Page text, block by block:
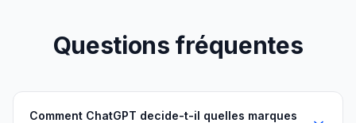
Questions fréquentes
Comment ChatGPT decide-t-il quelles marques